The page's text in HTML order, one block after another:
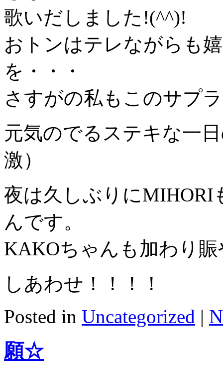
歌いだしました!(^^)!
おトンはテレながらも
を・・・
さすがの私もこのサプ
元気のでるステキな一
激）
夜は久しぶりにMIHORI
んです。
KAKOちゃんも加わり
しあわせ！！！！
Posted in Uncategorized |
願☆